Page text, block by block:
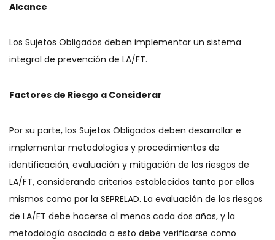
Alcance
Los Sujetos Obligados deben implementar un sistema
integral de prevención de LA/FT.
Factores de Riesgo a Considerar
Por su parte, los Sujetos Obligados deben desarrollar e
implementar metodologías y procedimientos de
identificación, evaluación y mitigación de los riesgos de
LA/FT, considerando criterios establecidos tanto por ellos
mismos como por la SEPRELAD. La evaluación de los riesgos
de LA/FT debe hacerse al menos cada dos años, y la
metodología asociada a esto debe verificarse como